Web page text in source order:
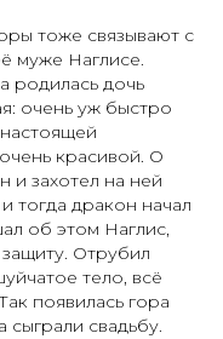
тоже связывают с
муже Наглисе.
родилась дочь
очень уж быстро
красивой. О
и захотел на ней
тогда дракон начал
об этом Наглис,
Отрубил
тело, всё
появилась гора
сыграли свадьбу.